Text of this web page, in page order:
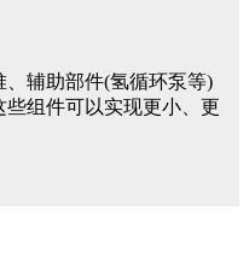
辅助部件(氢循环泵等)
组件可以实现更小、更